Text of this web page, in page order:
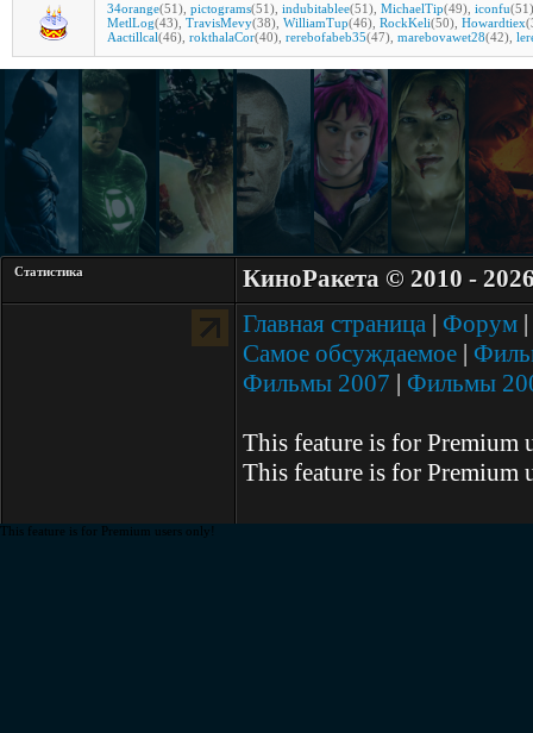
34orange(51) pictograms(51) indubitablee(51) MichaelTip(49) iconfu(51)
MetlLog(43) TravisMevy(38) WilliamTup(46) RockKeli(50) Howardtiex
Aactillcal(46) rokthalaCor(40) rerebofabeb35(47) marebovawet28(42)
Статистика
КиноРакета © 2010 -
Главная страница | Форум |
Самое обсуждаемое |
Фильмы 2007 | Фильмы
This feature is for Premium
This feature is for Premium
This feature is for Premium users only!